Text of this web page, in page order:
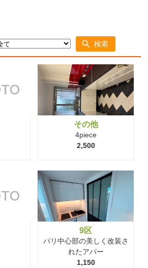
検索
その他
4piece
2,500
9区
パリ中心部の美しく改装さ
れたアパー
1,150